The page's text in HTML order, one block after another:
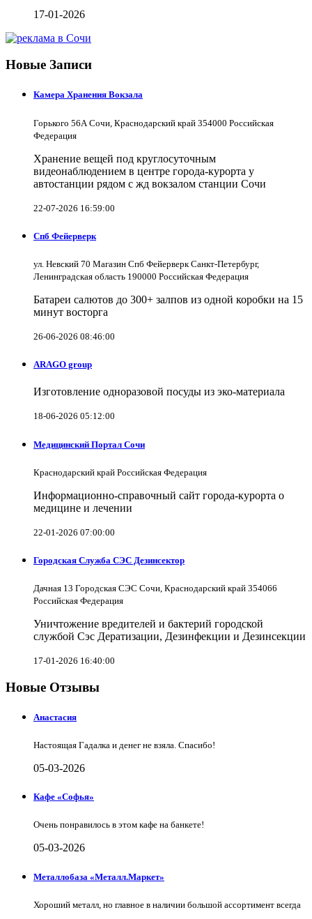
17-01-2026
Новые Записи
Камера Хранения Вокзала
Горького 56А Сочи, Краснодарский край 354000 Российская
Федерация
Хранение вещей под круглосуточным
видеонаблюдением в центре города-курорта у
автостанции рядом с жд вокзалом станции Сочи
22-07-2026 16:59:00
Спб Фейерверк
ул. Невский 70 Магазин Спб Фейерверк Санкт-Петербург,
Ленинградская область 190000 Российская Федерация
Батареи салютов до 300+ залпов из одной коробки на 15
минут восторга
26-06-2026 08:46:00
ARAGO group
Изготовление одноразовой посуды из эко-материала
18-06-2026 05:12:00
Медицинский Портал Сочи
Краснодарский край Российская Федерация
Информационно-справочный сайт города-курорта о
медицине и лечении
22-01-2026 07:00:00
Городская Служба СЭС Дезинсектор
Дачная 13 Городская СЭС Сочи, Краснодарский край 354066
Российская Федерация
Уничтожение вредителей и бактерий городской
службой Сэс Дератизации, Дезинфекции и Дезинсекции
17-01-2026 16:40:00
Новые Отзывы
Анастасия
Настоящая Гадалка и денег не взяла. Спасибо!
05-03-2026
Кафе «Софья»
Очень понравилось в этом кафе на банкете!
05-03-2026
Металлобаза «Металл.Маркет»
Хороший металл, но главное в наличии большой ассортимент всегда